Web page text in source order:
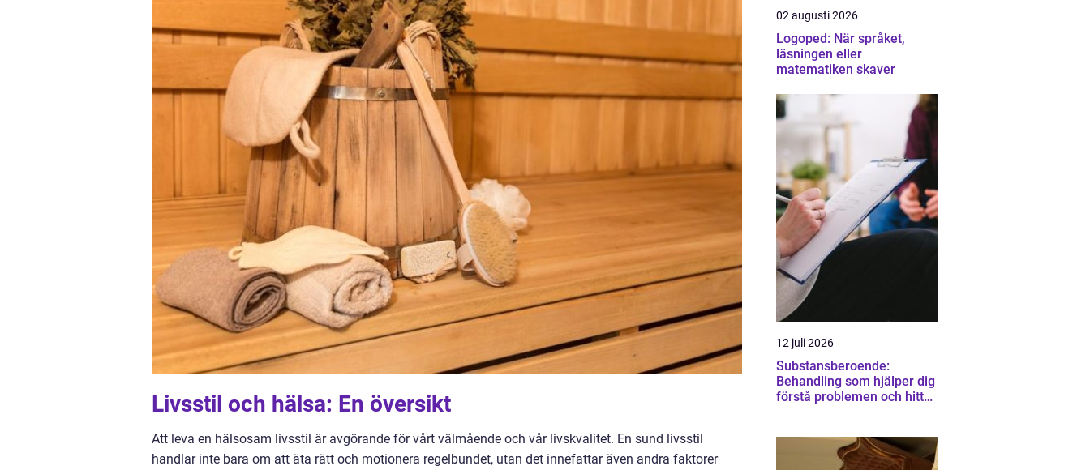
Livsstil och hälsa: En översikt
Att leva en hälsosam livsstil är avgörande för vårt välmående och vår livskvalitet. En sund livsstil
handlar inte bara om att äta rätt och motionera regelbundet, utan det innefattar även andra faktorer
02 augusti 2026
Logoped: När språket,
läsningen eller
matematiken skaver
12 juli 2026
Substansberoende:
Behandling som hjälper dig
förstå problemen och hitta